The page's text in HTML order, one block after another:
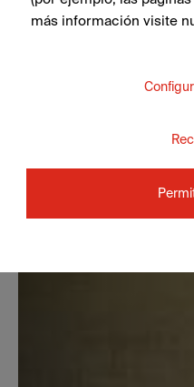
más información visite